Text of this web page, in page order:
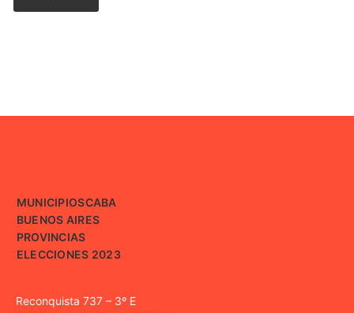
MUNICIPIOSCABA
BUENOS AIRES
PROVINCIAS
ELECCIONES 2023
Reconquista 737 – 3º E